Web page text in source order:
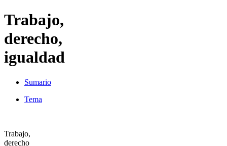
Trabajo,
derecho,
igualdad
Sumario
Tema
Trabajo,
derecho